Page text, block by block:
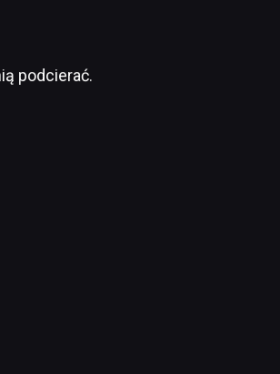
podcierać.